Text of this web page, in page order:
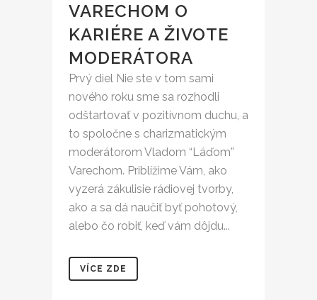
VARECHOM O
KARIÉRE A ŽIVOTE
MODERÁTORA
Prvý diel Nie ste v tom sami
nového roku sme sa rozhodli
odštartovať v pozitívnom duchu, a
to spoločne s charizmatickým
moderátorom Vladom “Láďom”
Varechom. Priblížime Vám, ako
vyzerá zákulisie rádiovej tvorby,
ako a sa dá naučiť byť pohotový,
alebo čo robiť, keď vám dôjdu...
VÍCE ZDE